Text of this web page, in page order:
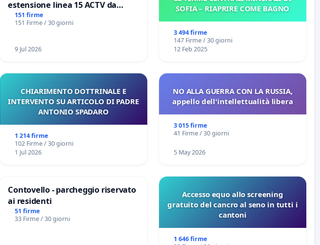
estensione linea 15 ACTV da
Marghera P.zza S. Antonio
all'aeroporto Marco Polo tariffa a
151 firme
151 Firme / 30 giorni
9 Jul 2026
SOFIA – RIAPRIRE COME BAGNO
3 494 firme
147 Firme / 30 giorni
12 Feb 2025
CHIARIMENTO DOTTRINALE E
INTERVENTO SU ARTICOLO DI PADRE
ANTONIO SPADARO
1 214 firme
102 Firme / 30 giorni
1 Jul 2026
NO ALLA GUERRA CON LA RUSSIA,
appello dell'intellettualità libera
3 015 firme
41 Firme / 30 giorni
5 May 2026
Contovello - parcheggio riservato
ai residenti
51 firme
33 Firme / 30 giorni
Accesso equo allo screening
gratuito del cancro al seno in tutti i
cantoni
1 646 firme